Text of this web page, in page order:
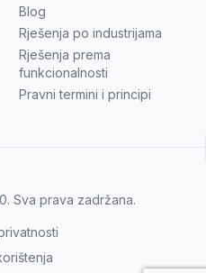
Blog
Rješenja po industrijama
Rješenja prema
funkcionalnosti
Pravni termini i principi
. Sva prava zadržana.